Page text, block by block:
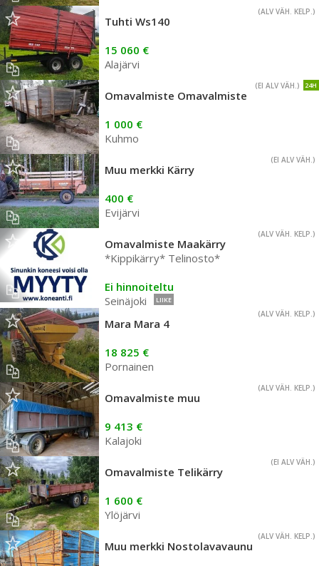
(ALV VÄH. KELP.)
Tuhti Ws140
15 060 €
Alajärvi
24H
(EI ALV VÄH.)
Omavalmiste Omavalmiste
1 000 €
Kuhmo
(EI ALV VÄH.)
Muu merkki Kärry
400 €
Evijärvi
(ALV VÄH. KELP.)
Omavalmiste Maakärry
*Kippikärry* Telinosto*
Ei hinnoiteltu
Seinäjoki
LIIKE
(ALV VÄH. KELP.)
Mara Mara 4
18 825 €
Pornainen
(ALV VÄH. KELP.)
Omavalmiste muu
9 413 €
Kalajoki
(EI ALV VÄH.)
Omavalmiste Telikärry
1 600 €
Ylöjärvi
(ALV VÄH. KELP.)
Muu merkki Nostolavavaunu